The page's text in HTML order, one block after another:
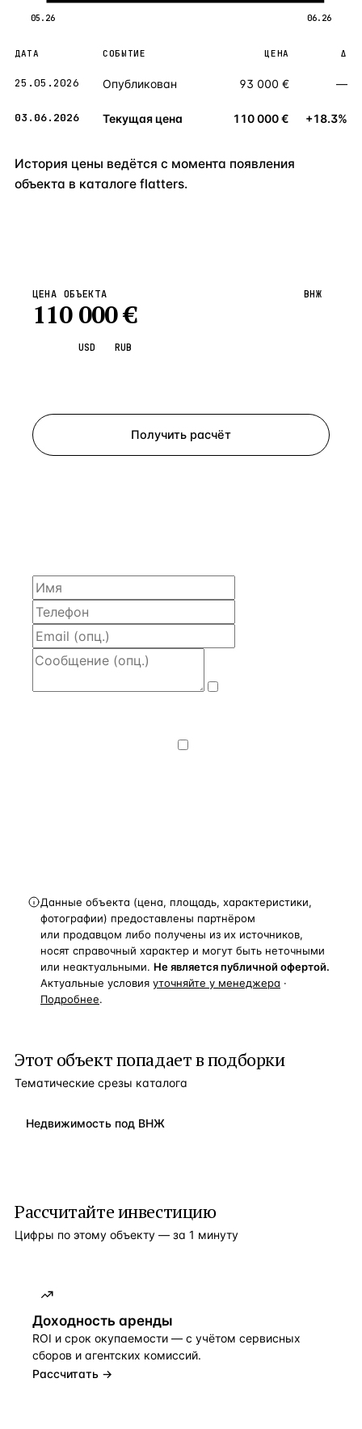
05.26 06.26
ДАТА СОБЫТИЕ ЦЕНА Δ
25.05.2026 Опубликован 93 000 € —
03.06.2026 Текущая цена 110 000 € +18.3%
История цены ведётся с момента появления
объекта в каталоге flatters.
ЦЕНА ОБЪЕКТА
110 000€
ВНЖ
USD RUB
Получить расчёт
Данные объекта (цена, площадь, характеристики,
фотографии) предоставлены партнёром
или продавцом либо получены из их источников,
носят справочный характер и могут быть неточными
или неактуальными. Не является публичной офертой.
Актуальные условия уточняйте у менеджера ·
Подробнее.
Этот объект попадает в подборки
Тематические срезы каталога
Недвижимость под ВНЖ
Рассчитайте инвестицию
Цифры по этому объекту — за 1 минуту
Доходность аренды
ROI и срок окупаемости — с учётом сервисных
сборов и агентских комиссий.
Рассчитать →